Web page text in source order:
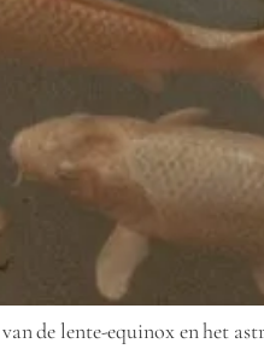
de lente-equinox en het